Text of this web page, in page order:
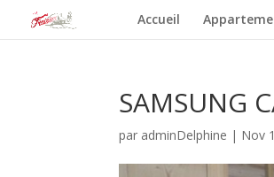
Accueil
SAMSUNG
par adminDelphine | Nov